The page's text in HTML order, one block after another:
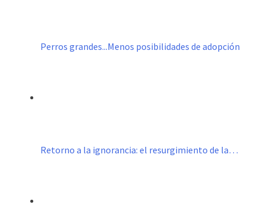
Perros grandes...Menos posibilidades de adopción
Retorno a la ignorancia: el resurgimiento de la…